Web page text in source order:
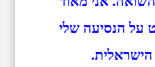
על הנסיעה שלי
הישראלית.